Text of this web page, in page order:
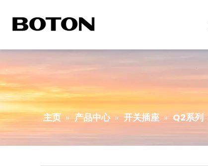
主页 » 产品中心 » 开关插座 » Q2系列